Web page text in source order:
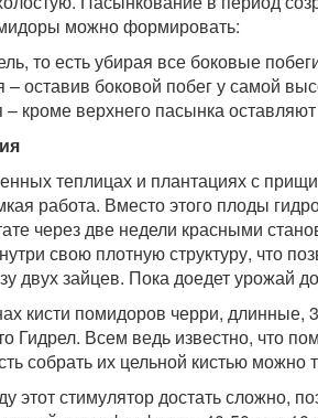
можно формировать:
то есть убирая все боковые
– оставив боковой побег у самой
– кроме верхнего пасынка
теплицах и плантациях с
работа. Вместо этого плоды
через две недели красными
свою плотную структуру, что
двух зайцев. Пока доедет урожай
кисти помидоров черри,
Гидрел. Всем ведь известно, что
собрать их цельной кистью
этот стимулятор достать сложно,